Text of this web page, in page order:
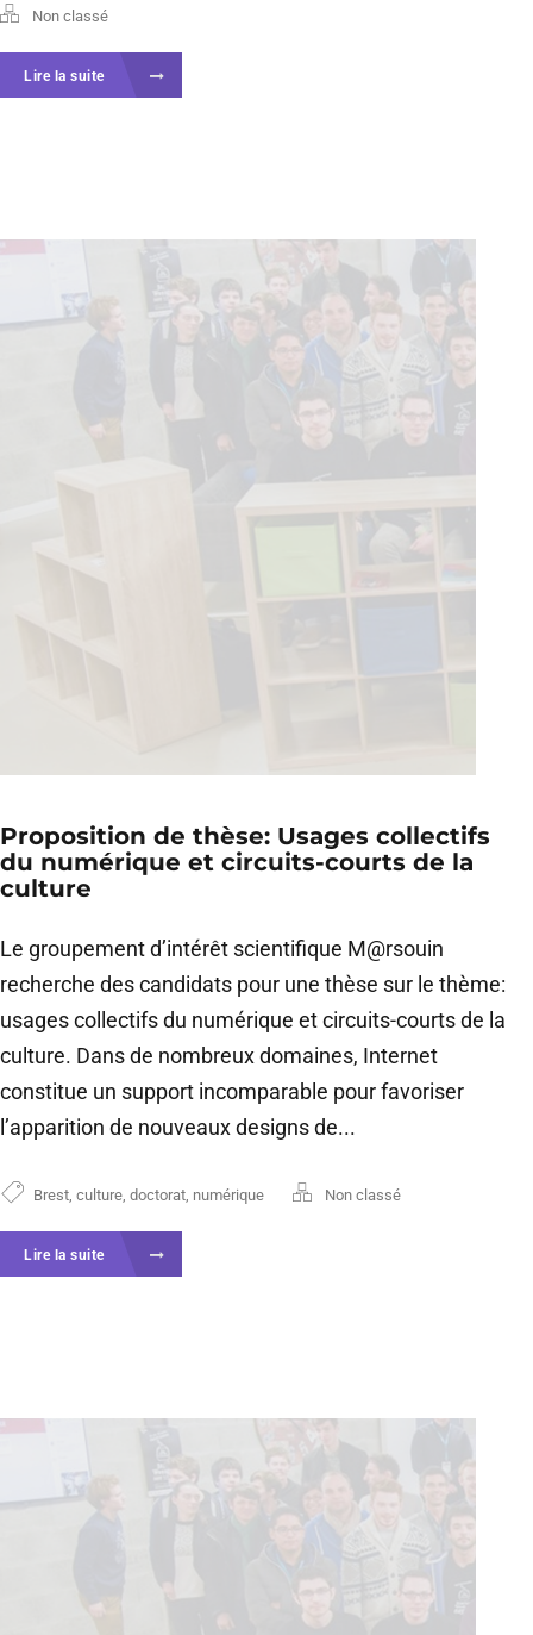
Non classé
Lire la suite
Proposition de thèse: Usages collectifs
du numérique et circuits-courts de la
culture
Le groupement d’intérêt scientifique M@rsouin
recherche des candidats pour une thèse sur le thème:
usages collectifs du numérique et circuits-courts de la
culture. Dans de nombreux domaines, Internet
constitue un support incomparable pour favoriser
l’apparition de nouveaux designs de...
Brest culture doctorat numérique Non classé
Lire la suite